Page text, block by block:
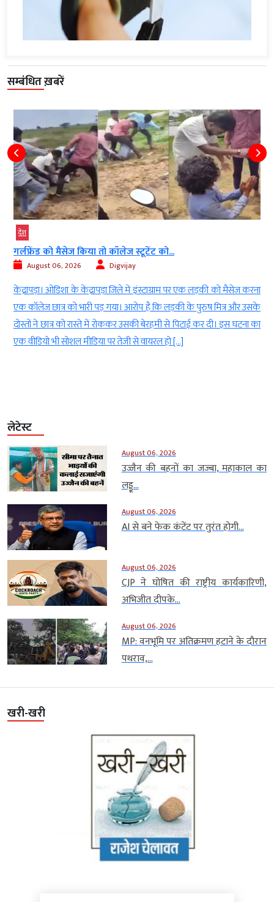
सम्बंधित ख़बरें
को मैसेज किया तो कॉलेज स्टूटेंट को...
August 06, 2026 Digvijay
ओडिशा के केंद्रापड़ा जिले में इंस्टाग्राम पर एक लड़की को मैसेज करना
छात्र को भारी पड़ गया। आरोप है कि लड़की के पुरुष मित्र और उसके
ने छात्र को रास्ते में रोककर उसकी बेरहमी से पिटाई कर दी। इस घटना का
भी सोशल मीडिया पर तेजी से वायरल हो […]
लेटेस्ट
August 06, 2026
उज्जैन की बहनों का जज्बा, महाकाल का
लड्डू...
August 06, 2026
AI से बने फेक कंटेंट पर तुरंत होगी...
August 06, 2026
CJP ने घोषित की राष्ट्रीय कार्यकारिणी,
अभिजीत दीपके...
August 06, 2026
MP: वनभूमि पर अतिक्रमण हटाने के दौरान
पथराव,...
खरी-खरी